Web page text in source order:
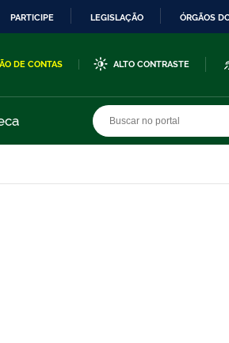
PARTICIPE LEGISLAÇÃO ÓRGÃOS
DE CONTAS ALTO CONTRASTE